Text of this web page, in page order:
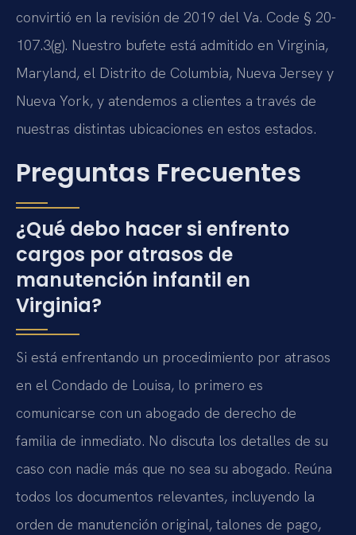
convirtió en la revisión de 2019 del Va. Code § 20-
107.3(g). Nuestro bufete está admitido en Virginia,
Maryland, el Distrito de Columbia, Nueva Jersey y
Nueva York, y atendemos a clientes a través de
nuestras distintas ubicaciones en estos estados.
Preguntas Frecuentes
¿Qué debo hacer si enfrento
cargos por atrasos de
manutención infantil en
Virginia?
Si está enfrentando un procedimiento por atrasos
en el Condado de Louisa, lo primero es
comunicarse con un abogado de derecho de
familia de inmediato. No discuta los detalles de su
caso con nadie más que no sea su abogado. Reúna
todos los documentos relevantes, incluyendo la
orden de manutención original, talones de pago,